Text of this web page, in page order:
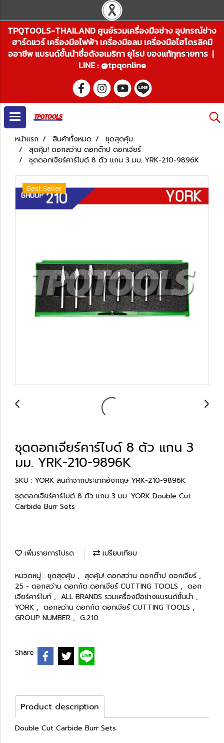
TPQTOOLS-THAILAND ศูนย์รวมเครื่องมือช่าง อุปกรณ์ช่าง
ฮาร์ดแวร์ เครื่องมือไฟฟ้า เครื่องมือลม เครื่องมือไฮโดรลิคมื
ออาชีพ แบรนด์ชั้นนำชื่อดังอเมริกา ยุโรป ของแท้ทุกรายการ |
LINE : @tpqonline
หน้าแรก สินค้าทั้งหมด
ชุดสุดคุ้ม
สุดคุ้ม! ดอกสว่าน ดอกต๊าป ดอกเจียร์
ชุดดอกเจียร์คาร์ไบด์ 8 ตัว แกน 3 มม. YRK-210-9896K
Best Seller
ชุดดอกเจียร์คาร์ไบด์ 8 ตัว แกน 3
มม. YRK-210-9896K
SKU : YORK สินค้าจากประเทศอังกฤษ YRK-210-9896K
ชุดดอกเจียร์คาร์ไบด์ 8 ตัว แกน 3 มม. YORK Double Cut
Carbide Burr Sets
เพิ่มรายการโปรด เปรียบเทียบ
หมวดหมู่ : ชุดสุดคุ้ม , สุดคุ้ม! ดอกสว่าน ดอกต๊าป ดอกเจียร์ ,
25 - ดอกสว่าน ดอกกัด ดอกเจียร์ CUTTING TOOLS , ดอก
เจียร์คาร์ไบท์ , ALL BRANDS รวมเครื่องมือช่างแบรนด์ชั้นนำ ,
YORK , ดอกสว่าน ดอกกัด ดอกเจียร์ CUTTING TOOLS ,
GROUP NUMBER , G.210
Share
Product description
Double Cut Carbide Burr Sets